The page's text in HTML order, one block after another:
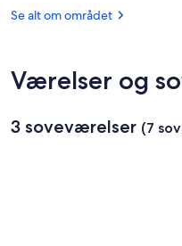
Region
Internationale
Lufthavn)
Se alt om området
Værelser og
3 soveværelser (7